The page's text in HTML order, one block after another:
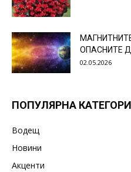
ОПАСНИТЕ
02.05.2026
ПОПУЛЯРНА
Водещ
Новини
Акценти